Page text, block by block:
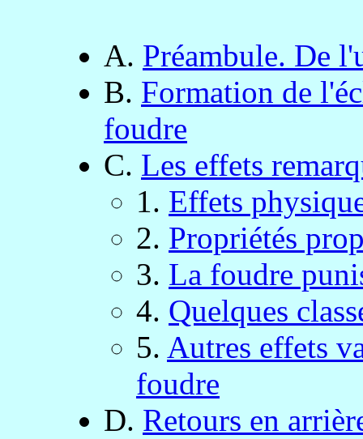
A. Préambule. De
B. Formation de
foudre
C. Les effets
1. Effets
2. Propriétés
3. La foudre
4. Quelques
5. Autres effets
foudre
D. Retours en